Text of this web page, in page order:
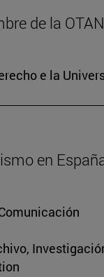
de la OTAN
e la
en